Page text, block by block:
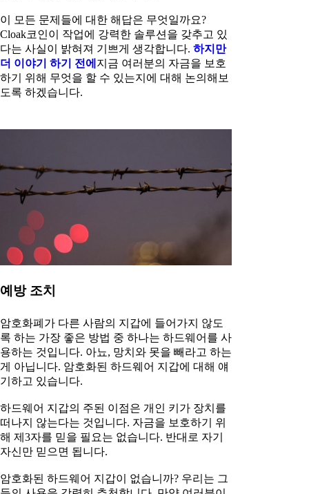
이 모든 문제들에 대한 해답은 무엇일까요?
Cloak코인이 작업에 강력한 솔루션을 갖추고 있
다는 사실이 밝혀져 기쁘게 생각합니다. 하지만
더 이야기 하기 전에 지금 여러분의 자금을 보호
하기 위해 무엇을 할 수 있는지에 대해 논의해보
도록 하겠습니다.
예방 조치
암호화폐가 다른 사람의 지갑에 들어가지 않도
록 하는 가장 좋은 방법 중 하나는 하드웨어를 사
용하는 것입니다. 아뇨, 망치와 못을 빼라고 하는
게 아닙니다. 암호화된 하드웨어 지갑에 대해 얘
기하고 있습니다.
하드웨어 지갑의 주된 이점은 개인 키가 장치를
떠나지 않는다는 것입니다. 자금을 보호하기 위
해 제3자를 믿을 필요는 없습니다. 반대로 자기
자신만 믿으면 됩니다.
암호화된 하드웨어 지갑이 없습니까? 우리는 그